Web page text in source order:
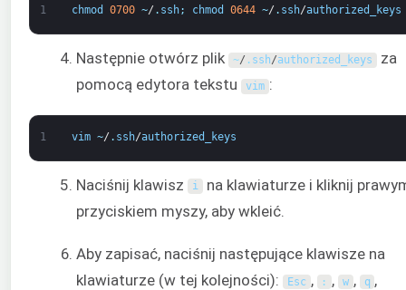
1 chmod 0700 ~/ . ssh; chmod 0644 ~/ . ssh/authorized_keys
Następnie otwórz plik ~/ . ssh/authorized_keys za
pomocą edytora tekstu
vim :
1 vim ~/ . ssh/authorized_keys
Naciśnij klawisz i na klawiaturze i kliknij
przyciskiem myszy, aby wkleić.
Aby zapisać, naciśnij następujące klawisze na
klawiaturze (w tej kolejności):
Esc , : , w , q ,